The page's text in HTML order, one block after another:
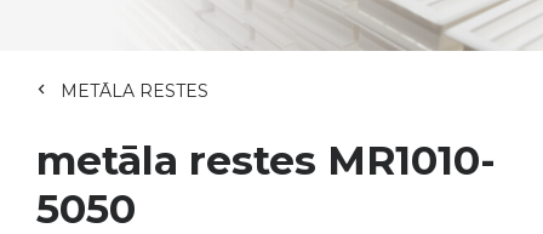
METĀLA RESTES
metāla restes MR1010-
5050